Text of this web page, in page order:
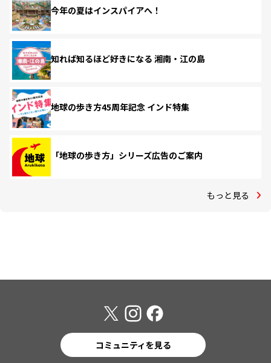
今年の夏はインスパイアへ！
知れば知るほど好きになる 湘南・江の島
地球の歩き方45周年記念 インド特集
「地球の歩き方」シリーズ広告のご案内
もっと見る
コミュニティを見る